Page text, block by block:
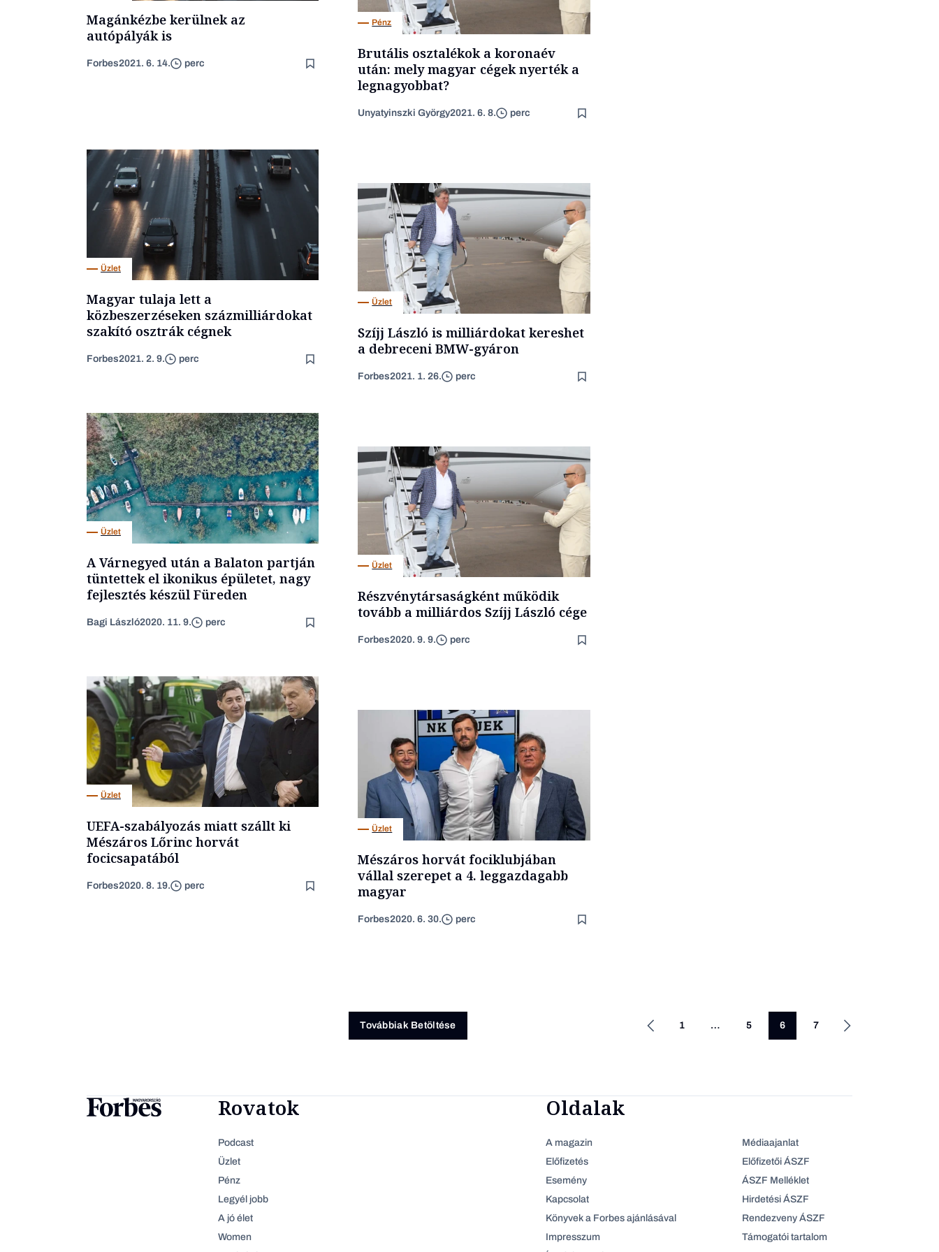
Magánkézbe kerülnek az
autópályák is
Forbes2021. 6. 14. perc
Pénz
Brutális osztalékok a koronaév
után: mely magyar cégek nyerték a
legnagyobbat?
Unyatyinszki György2021. 6. 8. perc
Üzlet
Magyar tulaja lett a
közbeszerzéseken százmilliárdokat
szakító osztrák cégnek
Forbes2021. 2. 9. perc
Üzlet
Szíjj László is milliárdokat kereshet
a debreceni BMW-gyáron
Forbes2021. 1. 26. perc
Üzlet
A Várnegyed után a Balaton partján
tüntettek el ikonikus épületet, nagy
fejlesztés készül Füreden
Bagi László2020. 11. 9. perc
Üzlet
Részvénytársaságként működik
tovább a milliárdos Szíjj László cége
Forbes2020. 9. 9. perc
Üzlet
UEFA-szabályozás miatt szállt ki
Mészáros Lőrinc horvát
focicsapatából
Forbes2020. 8. 19. perc
Üzlet
Mészáros horvát fociklubjában
vállal szerepet a 4. leggazdagabb
magyar
Forbes2020. 6. 30. perc
Továbbiak Betöltése 1 … 5 6 7
Rovatok
Podcast
Üzlet
Pénz
Legyél jobb
A jó élet
Women
Oldalak
A magazin
Előfizetés
Esemény
Kapcsolat
Könyvek a Forbes ajánlásával
Impresszum
Médiaajanlat
Előfizetői ÁSZF
ÁSZF Melléklet
Hirdetési ÁSZF
Rendezveny ÁSZF
Támogatói tartalom